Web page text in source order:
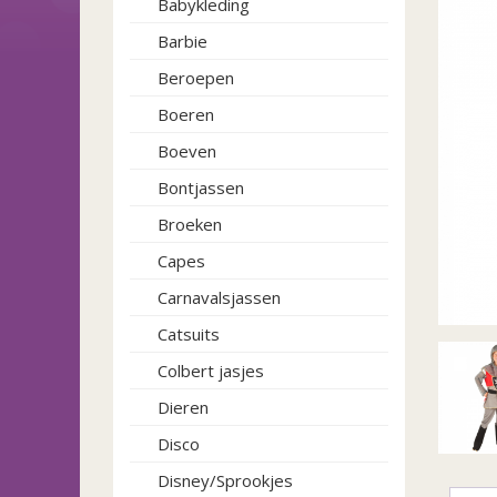
Babykleding
Barbie
Beroepen
Boeren
Boeven
Bontjassen
Broeken
Capes
Carnavalsjassen
Catsuits
Colbert jasjes
Dieren
Disco
Disney/Sprookjes